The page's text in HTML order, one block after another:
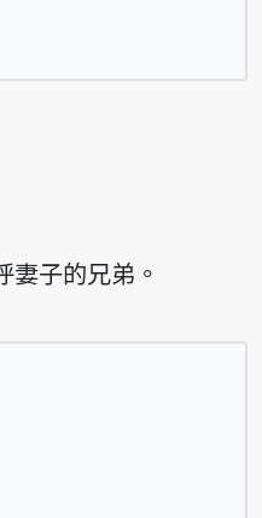
妻子的兄弟。